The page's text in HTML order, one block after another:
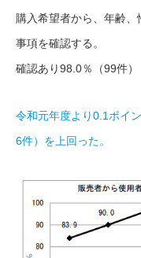
購入希望者から、年齢
事項を確認する。
確認あり98.0％（99件）
令和元年度より0.1ポイ
6件）を上回った。